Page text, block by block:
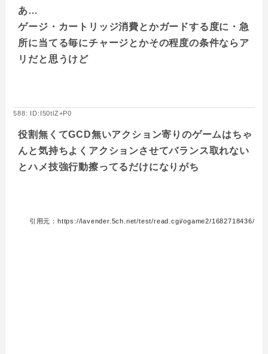
あ…
ゲージ・カートリッジ消費とかガードする度に・急
所に当てる毎にチャージとかその程度の条件ならア
リだと思うけど
588: ID:I50tlZ+P0
役割無くてGCD無いアクション寄りのゲームはちゃ
んと気持ちよくアクションさせてバランス取れない
とハメ技強行動擦ってるだけになりがち
引用元：https://lavender.5ch.net/test/read.cgi/ogame2/1682718436/